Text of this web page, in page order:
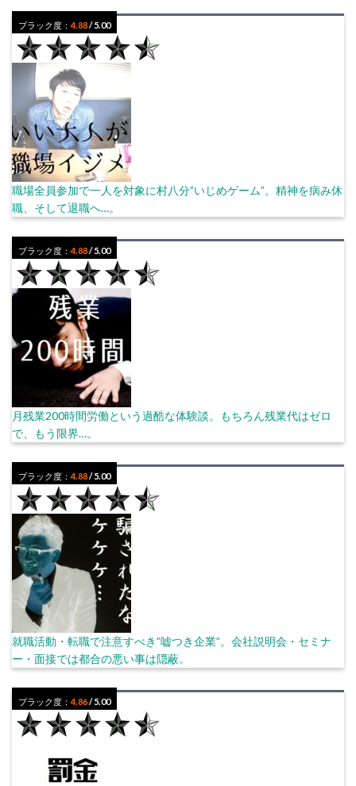
ブラック度：4.88/ 5.00
職場全員参加で一人を対象に村八分”いじめゲーム”。精神を病み休
職、そして退職へ…。
ブラック度：4.88/ 5.00
月残業200時間労働という過酷な体験談。もちろん残業代はゼロ
で、もう限界…。
ブラック度：4.88/ 5.00
就職活動・転職で注意すべき”嘘つき企業”。会社説明会・セミナ
ー・面接では都合の悪い事は隠蔽。
ブラック度：4.86/ 5.00